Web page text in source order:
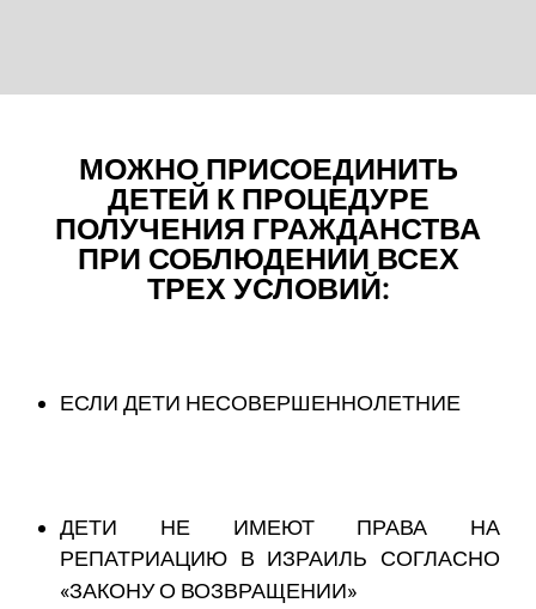
МОЖНО ПРИСОЕДИНИТЬ
ДЕТЕЙ К ПРОЦЕДУРЕ
ПОЛУЧЕНИЯ ГРАЖДАНСТВА
ПРИ СОБЛЮДЕНИИ ВСЕХ
ТРЕХ УСЛОВИЙ:
ЕСЛИ ДЕТИ НЕСОВЕРШЕННОЛЕТНИЕ
ДЕТИ НЕ ИМЕЮТ ПРАВА НА
РЕПАТРИАЦИЮ В ИЗРАИЛЬ СОГЛАСНО
«ЗАКОНУ О ВОЗВРАЩЕНИИ»